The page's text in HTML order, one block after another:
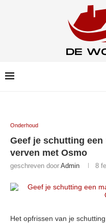
Onderhoud
Geef je schutting
verven met Osmo
geschreven door Admin 8
Het opfrissen van je